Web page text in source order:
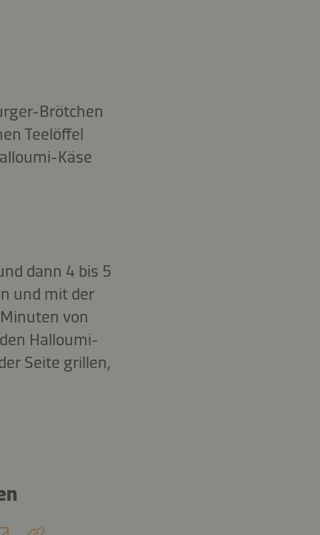
Brötchen
Teelöffel
Käse
dann 4 bis 5
und mit der
von
Halloumi-
Seite grillen,